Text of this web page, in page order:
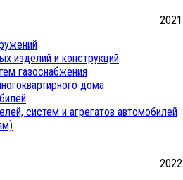
2021
изделий и конструкций
газоснабжения
дома
систем и агрегатов автомобилей
2022